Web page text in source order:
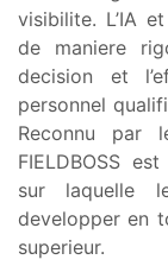
visibilite. L’IA
de maniere
decision et
personnel
Reconnu par
FIELDBOSS
sur laquelle
developper en
superieur.